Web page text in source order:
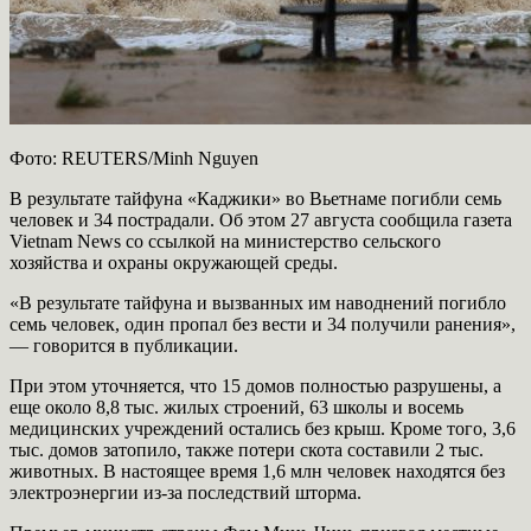
Фото: REUTERS/Minh Nguyen
В результате тайфуна «Каджики» во Вьетнаме погибли семь
человек и 34 пострадали. Об этом 27 августа сообщила газета
Vietnam News со ссылкой на министерство сельского
хозяйства и охраны окружающей среды.
«В результате тайфуна и вызванных им наводнений погибло
семь человек, один пропал без вести и 34 получили ранения»,
— говорится в публикации.
При этом уточняется, что 15 домов полностью разрушены, а
еще около 8,8 тыс. жилых строений, 63 школы и восемь
медицинских учреждений остались без крыш. Кроме того, 3,6
тыс. домов затопило, также потери скота составили 2 тыс.
животных. В настоящее время 1,6 млн человек находятся без
электроэнергии из-за последствий шторма.